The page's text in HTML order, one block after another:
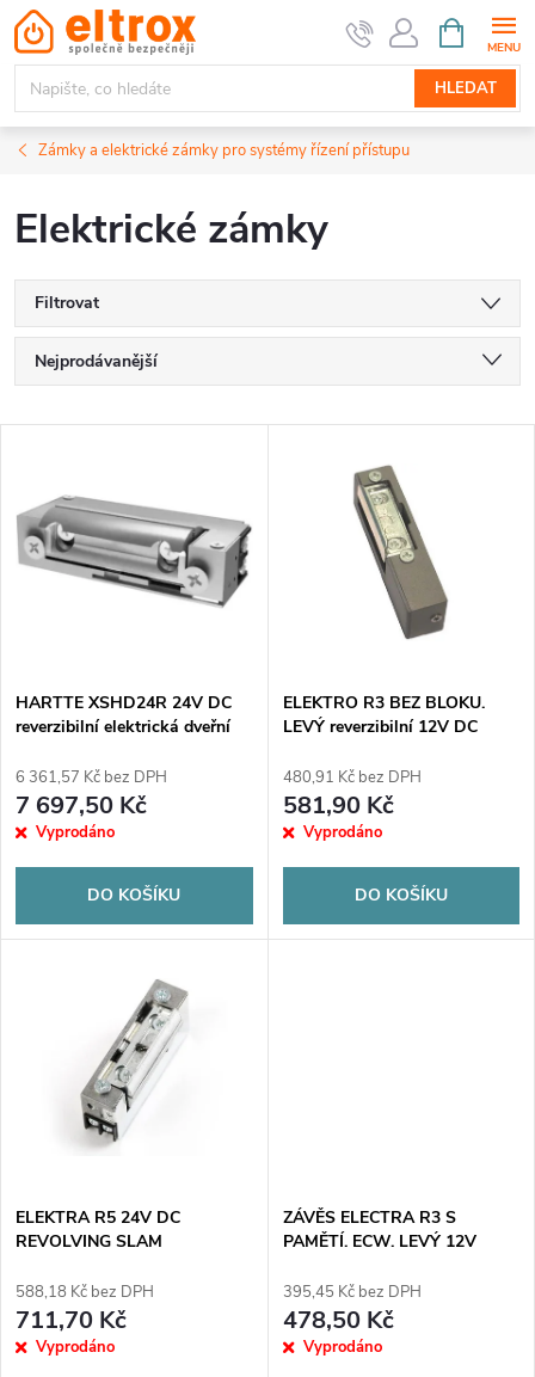
Přejít
na
obsah
HLEDAT
NÁKUPNÍ
KOŠÍK
Zámky a elektrické zámky pro systémy řízení přístupu
Elektrické zámky
Filtrovat
Ř
a
e
p
r
o
u
Nejprodávanější
Abecedně
ý
p
s
p
r
o
d
HARTTE XSHD24R 24V DC
reverzibilní elektrická dveřní
6 361,57 Kč bez DPH
7 697,50 Kč
Vyprodáno
DO KOŠÍKU
ELEKTRO R3 BEZ BLOKU.
LEVÝ reverzibilní 12V DC
480,91 Kč bez DPH
581,90 Kč
Vyprodáno
DO KOŠÍKU
ELEKTRA R5 24V DC
REVOLVING SLAM
588,18 Kč bez DPH
711,70 Kč
Vyprodáno
ZÁVĚS ELECTRA R3 S
PAMĚTÍ. ECW. LEVÝ 12V
395,45 Kč bez DPH
478,50 Kč
Vyprodáno